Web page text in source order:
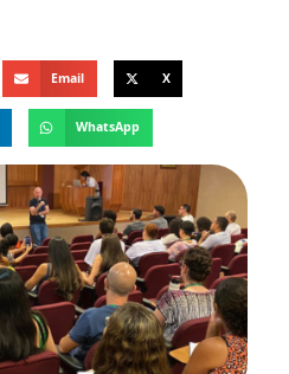
Email X
WhatsApp